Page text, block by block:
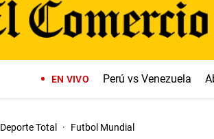
EN VIVO Perú vs Venezuela
Deporte Total · Futbol Mundial